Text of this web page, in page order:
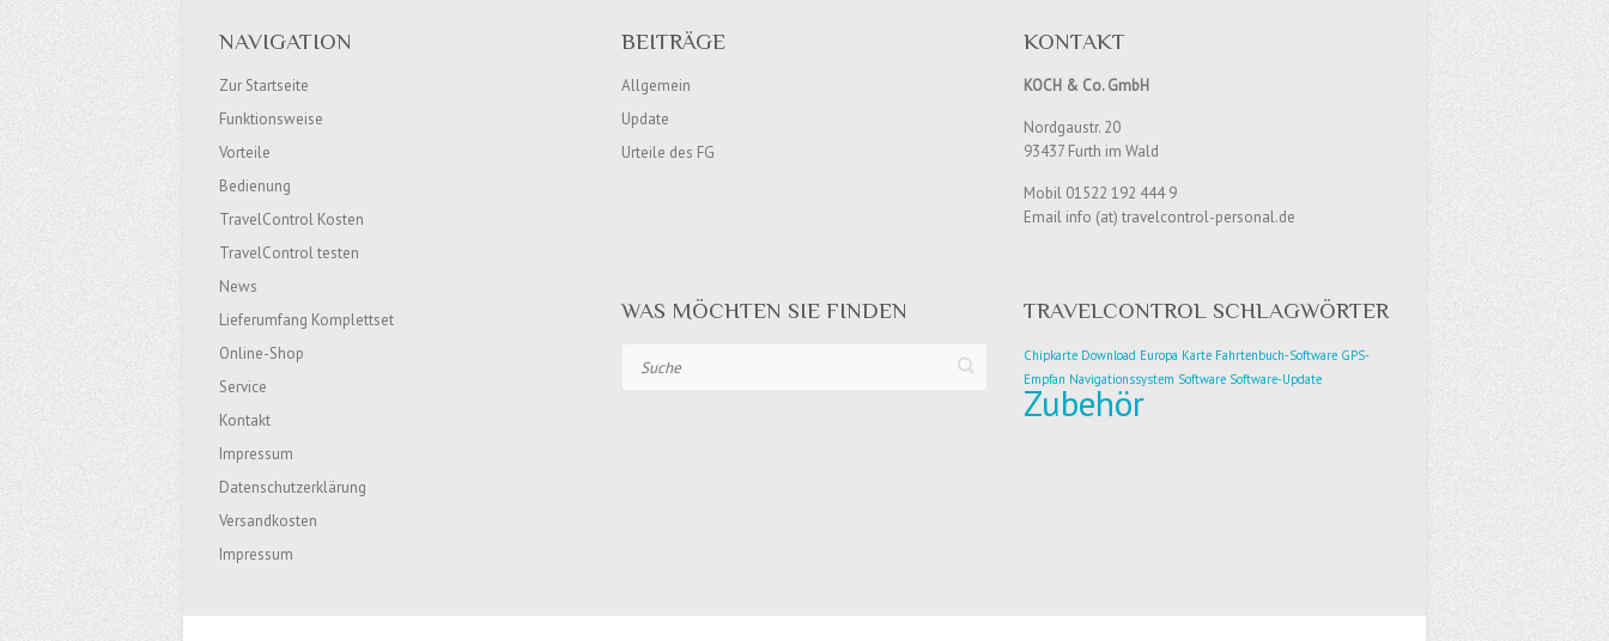
NAVIGATION
Zur Startseite
Funktionsweise
Vorteile
Bedienung
TravelControl Kosten
TravelControl testen
News
Lieferumfang Komplettset
Online-Shop
Service
Kontakt
Impressum
Datenschutzerklärung
Versandkosten
Impressum
BEITRÄGE
Allgemein
Update
Urteile des FG
KONTAKT
KOCH & Co. GmbH
Nordgaustr. 20
93437 Furth im Wald
Mobil 01522 192 444 9
Email info (at) travelcontrol-personal.de
WAS MÖCHTEN SIE FINDEN TRAVELCONTROL SCHLAGWÖRTER
Chipkarte Download Europa Karte Fahrtenbuch-Software GPS-
Empfan Navigationssystem Software Software-Update
Zubehör